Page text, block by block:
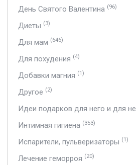
День Святого Валентина (96)
Диеты (3)
Для мам (646)
Для похудения (4)
Добавки магния (1)
Другое (2)
Идеи подарков для него и для не
Интимная гигиена (353)
Испарители, пульверизаторы (1)
Лечение геморроя (20)